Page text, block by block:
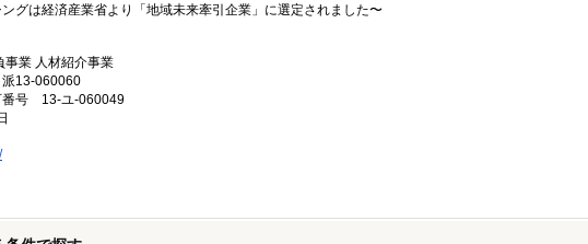
グは経済産業省より「地域未来牽引企業」に選定されました〜
事業 人材紹介事業
13-060060
番号 13-ユ-060049